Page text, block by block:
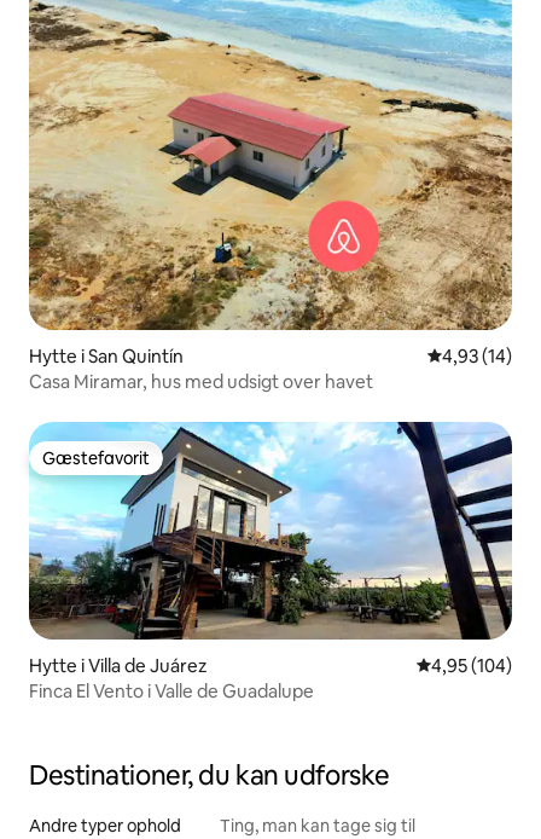
Hytte i San Quintín 4,93 ud af 5
4,93 (14)
Casa Miramar, hus med udsigt over havet
Gæstefavorit
Gæstefavorit
Hytte i Villa de Juárez 4,95 ud af 5 i
4,95 (104)
Finca El Vento i Valle de Guadalupe
Destinationer, du kan udforske
Andre typer ophold Ting, man kan tage sig til